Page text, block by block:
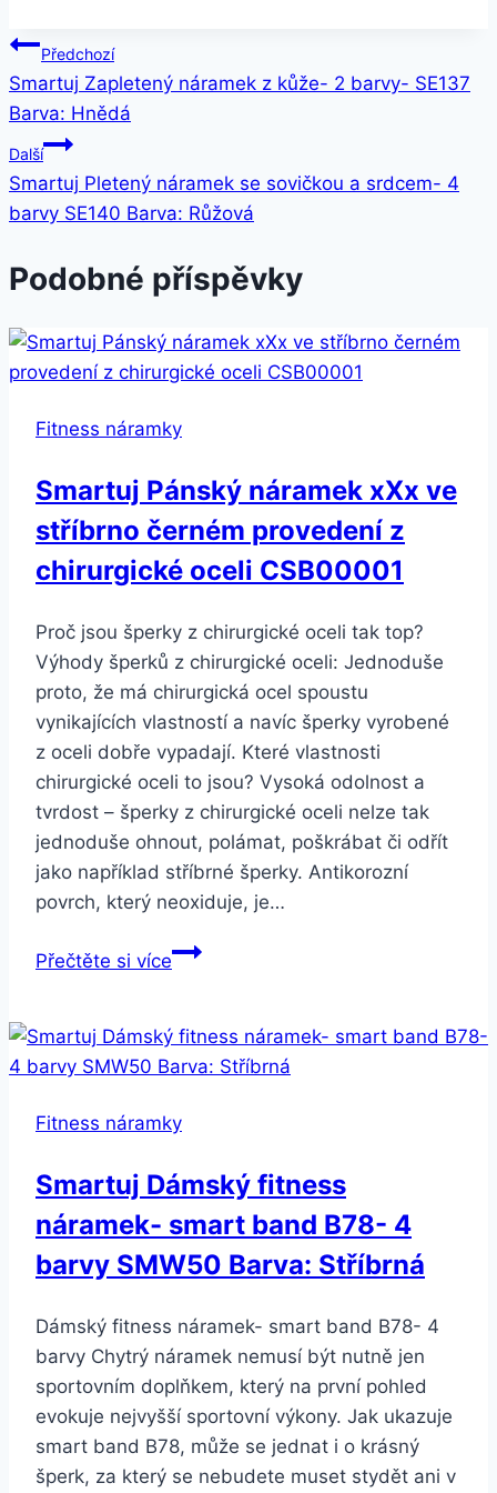
Navigace
pro
příspěvek
Předchozí
Smartuj Zapletený náramek z kůže- 2 barvy- SE137
Barva: Hnědá
Další
Smartuj Pletený náramek se sovičkou a srdcem- 4
barvy SE140 Barva: Růžová
Podobné příspěvky
Fitness náramky
Smartuj Pánský náramek xXx ve
stříbrno černém provedení z
chirurgické oceli CSB00001
Proč jsou šperky z chirurgické oceli tak top?
Výhody šperků z chirurgické oceli: Jednoduše
proto, že má chirurgická ocel spoustu
vynikajících vlastností a navíc šperky vyrobené
z oceli dobře vypadají. Které vlastnosti
chirurgické oceli to jsou? Vysoká odolnost a
tvrdost – šperky z chirurgické oceli nelze tak
jednoduše ohnout, polámat, poškrábat či odřít
jako například stříbrné šperky. Antikorozní
povrch, který neoxiduje, je…
Přečtěte si víceSmartuj
xXx
ve
černém
z
chirurgické
oceli
CSB00001
Fitness náramky
Smartuj Dámský fitness
náramek- smart band B78- 4
barvy SMW50 Barva: Stříbrná
Dámský fitness náramek- smart band B78- 4
barvy Chytrý náramek nemusí být nutně jen
sportovním doplňkem, který na první pohled
evokuje nejvyšší sportovní výkony. Jak ukazuje
smart band B78, může se jednat i o krásný
šperk, za který se nebudete muset stydět ani v